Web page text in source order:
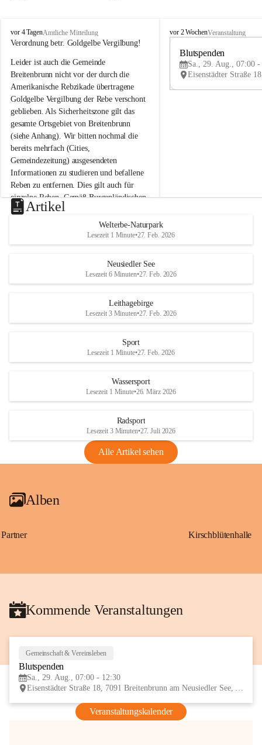
B
r
i
t
e
n
b
r
u
n
n
a
m
N
e
u
s
d
S
vor 4 TagenAmtliche Mitteilung
Verordnung betr. Goldgelbe Vergilbung!
Leider ist auch die Gemeinde
Breitenbrunn nicht vor der durch die
Amerikanische Rebzikade übertragene
Goldgelbe Vergilbung der Rebe verschont
geblieben. Als Sicherheitszone gilt das
gesamte Ortsgebiet von Breitenbrunn
(siehe Anhang). Wir bitten nochmal die
bereits mehrfach (Cities,
Gemeindezeitung) ausgesendeten
Informationen zu studieren und befallene
Reben zu entfernen. Dies gilt auch für
einzelne Reben. Gemäß Burgenländischen
Weinbaugesetz sind nicht gepflegte oder
unzulässige Weingärten zu roden! Bitte
helfen wir zusammen um unsere Winzer
vor den prognostizierten Ernteausfällen
und den daraus folgenden wirtschaftlichen
Maßnahmen zur Bekämpfung
Rebe und der Amerikanischen
Anhang VBl. EU Nr. 18
1 Seite•1,4 MB
VBl. EU Nr. 18_2026
B
e
u
e
d
r
S
vor 2 WochenVeranstaltung
Blutspenden
Sa., 29. Aug., 07:00 -
Artikel
Welterbe-Naturpark
Lesezeit 1 Minute•27. Feb. 2026
Neusiedler See
Lesezeit 6 Minuten•27. Feb. 2026
Leithagebirge
Lesezeit 3 Minuten•27. Feb. 2026
Sport
Lesezeit 1 Minute•27. Feb. 2026
Wassersport
Lesezeit 1 Minute•26. März 2026
Radsport
Lesezeit 3 Minuten•27. Juli 2026
Alle Artikel sehen
Alben
Partner Kirschblütenhalle
Kommende Veranstaltungen
Gemeinschaft & Vereinsleben
Blutspenden
Sa., 29. Aug., 07:00 - 12:30
Eisenstädter Straße 18, 7091 Breitenbrunn am Neusiedler See, AUT
Veranstaltungskalender